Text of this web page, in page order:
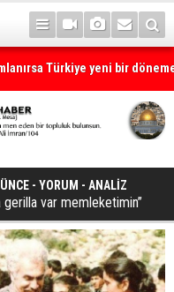
Türkiye yeni bir
- YORUM - ANALİZ
gerilla var memleketimin”